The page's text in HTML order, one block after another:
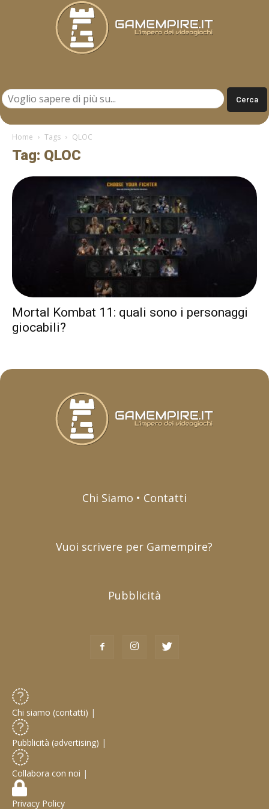
Home Tags QLOC
Tag: QLOC
Mortal Kombat 11: quali sono i personaggi
giocabili?
Chi Siamo • Contatti
Vuoi scrivere per Gamempire?
Pubblicità
Chi siamo (contatti) |
Pubblicità (advertising) |
Collabora con noi |
Privacy Policy